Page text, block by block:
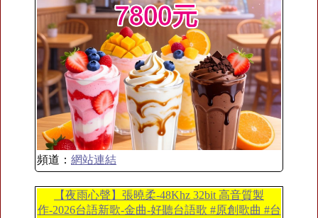
頻道： 網站連結
【夜雨心聲】張曉柔-48Khz 32bit 高音質製
作-2026台語新歌-金曲-好聽台語歌 #原創歌曲 #台